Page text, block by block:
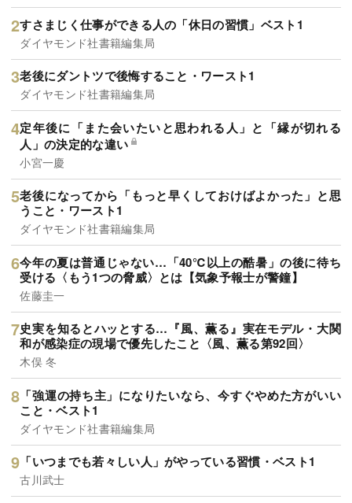
すさまじく仕事ができる人の「休日の習慣」ベスト1
ダイヤモンド社書籍編集局
老後にダントツで後悔すること・ワースト1
ダイヤモンド社書籍編集局
定年後に「また会いたいと思われる人」と「縁が切れる
人」の決定的な違い
小宮一慶
老後になってから「もっと早くしておけばよかった」と思
うこと・ワースト1
ダイヤモンド社書籍編集局
今年の夏は普通じゃない…「40℃以上の酷暑」の後に待ち
受ける〈もう1つの脅威〉とは【気象予報士が警鐘】
佐藤圭一
史実を知るとハッとする…『風、薫る』実在モデル・大関
和が感染症の現場で優先したこと〈風、薫る第92回〉
木俣 冬
「強運の持ち主」になりたいなら、今すぐやめた方がいい
こと・ベスト1
ダイヤモンド社書籍編集局
「いつまでも若々しい人」がやっている習慣・ベスト1
古川武士